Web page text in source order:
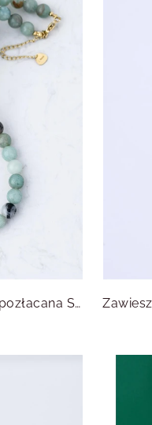
Naszyjnik Awenturyn, stal pozłacana S312595Z00